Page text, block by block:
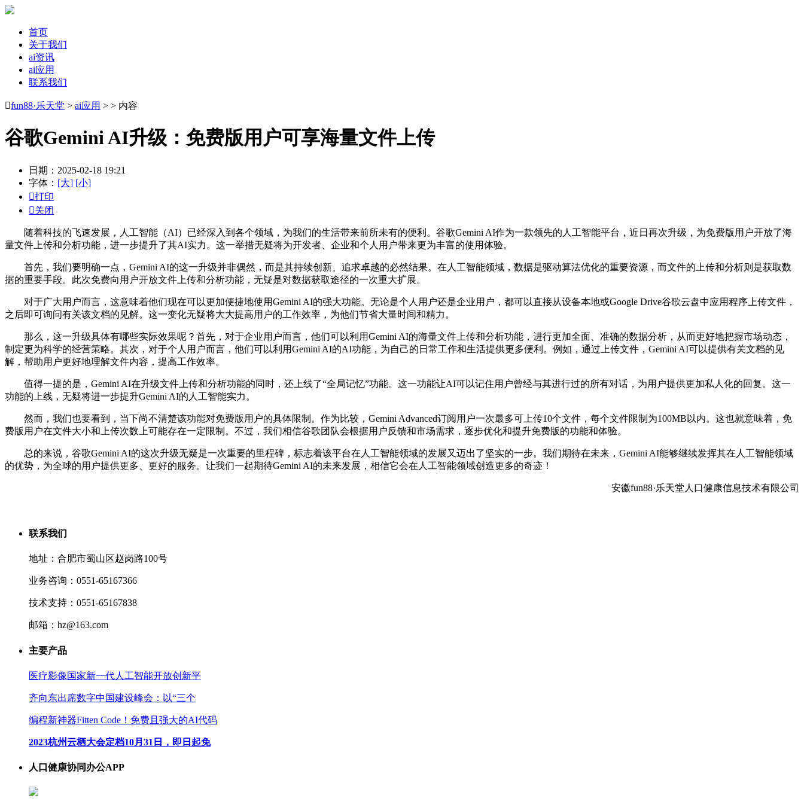
首页
关于我们
ai资讯
ai应用
联系我们
fun88·乐天堂 > ai应用 > > 内容
谷歌Gemini AI升级：免费版用户可享海量文件上传
日期：2025-02-18 19:21
字体： [大] [小]
打印
关闭
随着科技的飞速发展，人工智能（AI）已经深入到各个领域，为我们的生活带来前所未有的便利。谷歌Gemini AI作为一款领先的人工智能平台，近日再次升级，为免费版用户开放了海
量文件上传和分析功能，进一步提升了其AI实力。这一举措无疑将为开发者、企业和个人用户带来更为丰富的使用体验。
首先，我们要明确一点，Gemini AI的这一升级并非偶然，而是其持续创新、追求卓越的必然结果。在人工智能领域，数据是驱动算法优化的重要资源，而文件的上传和分析则是获取数
据的重要手段。此次免费向用户开放文件上传和分析功能，无疑是对数据获取途径的一次重大扩展。
对于广大用户而言，这意味着他们现在可以更加便捷地使用Gemini AI的强大功能。无论是个人用户还是企业用户，都可以直接从设备本地或Google Drive谷歌云盘中应用程序上传文件，
之后即可询问有关该文档的见解。这一变化无疑将大大提高用户的工作效率，为他们节省大量时间和精力。
那么，这一升级具体有哪些实际效果呢？首先，对于企业用户而言，他们可以利用Gemini AI的海量文件上传和分析功能，进行更加全面、准确的数据分析，从而更好地把握市场动态，
制定更为科学的经营策略。其次，对于个人用户而言，他们可以利用Gemini AI的AI功能，为自己的日常工作和生活提供更多便利。例如，通过上传文件，Gemini AI可以提供有关文档的见
解，帮助用户更好地理解文件内容，提高工作效率。
值得一提的是，Gemini AI在升级文件上传和分析功能的同时，还上线了“全局记忆”功能。这一功能让AI可以记住用户曾经与其进行过的所有对话，为用户提供更加私人化的回复。这一
功能的上线，无疑将进一步提升Gemini AI的人工智能实力。
然而，我们也要看到，当下尚不清楚该功能对免费版用户的具体限制。作为比较，Gemini Advanced订阅用户一次最多可上传10个文件，每个文件限制为100MB以内。这也就意味着，免
费版用户在文件大小和上传次数上可能存在一定限制。不过，我们相信谷歌团队会根据用户反馈和市场需求，逐步优化和提升免费版的功能和体验。
总的来说，谷歌Gemini AI的这次升级无疑是一次重要的里程碑，标志着该平台在人工智能领域的发展又迈出了坚实的一步。我们期待在未来，Gemini AI能够继续发挥其在人工智能领域
的优势，为全球的用户提供更多、更好的服务。让我们一起期待Gemini AI的未来发展，相信它会在人工智能领域创造更多的奇迹！
安徽fun88·乐天堂人口健康信息技术有限公司
联系我们
地址：合肥市蜀山区赵岗路100号
业务咨询：0551-65167366
技术支持：0551-65167838
邮箱：hz@163.com
主要产品
医疗影像国家新一代人工智能开放创新平
齐向东出席数字中国建设峰会：以“三个
编程新神器Fitten Code！免费且强大的AI代码
2023杭州云栖大会定档10月31日，即日起免
人口健康协同办公APP